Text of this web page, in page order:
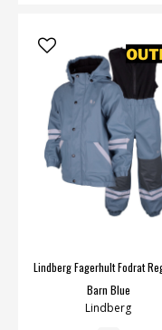
Lindberg Fagerhult Fodrat
Barn Blue
Lindberg